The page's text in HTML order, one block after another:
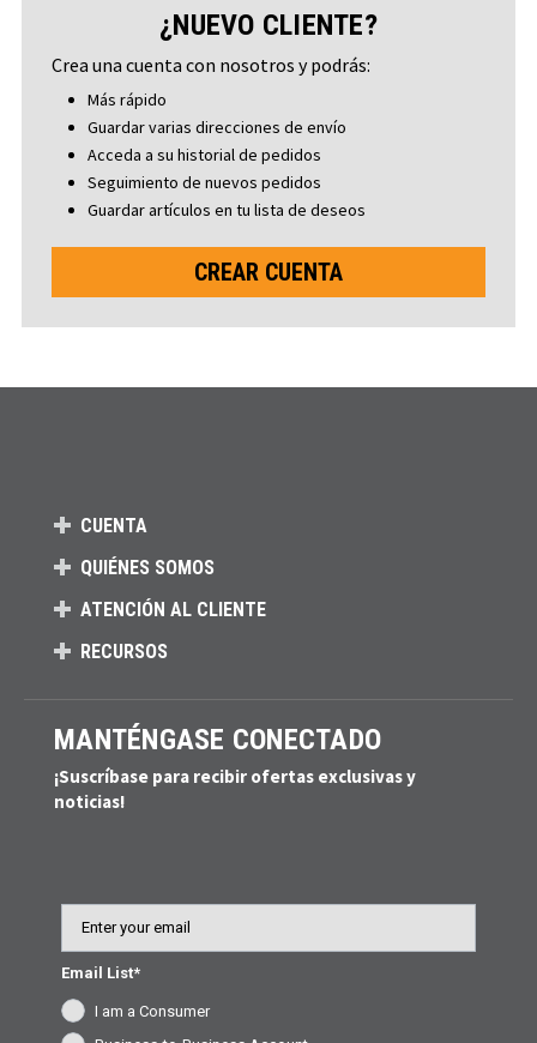
¿NUEVO CLIENTE?
Crea una cuenta con nosotros y podrás:
Más rápido
Guardar varias direcciones de envío
Acceda a su historial de pedidos
Seguimiento de nuevos pedidos
Guardar artículos en tu lista de deseos
CREAR CUENTA
CUENTA
QUIÉNES SOMOS
ATENCIÓN AL CLIENTE
RECURSOS
MANTÉNGASE CONECTADO
¡Suscríbase para recibir ofertas exclusivas y
noticias!
Email List*
I am a Consumer